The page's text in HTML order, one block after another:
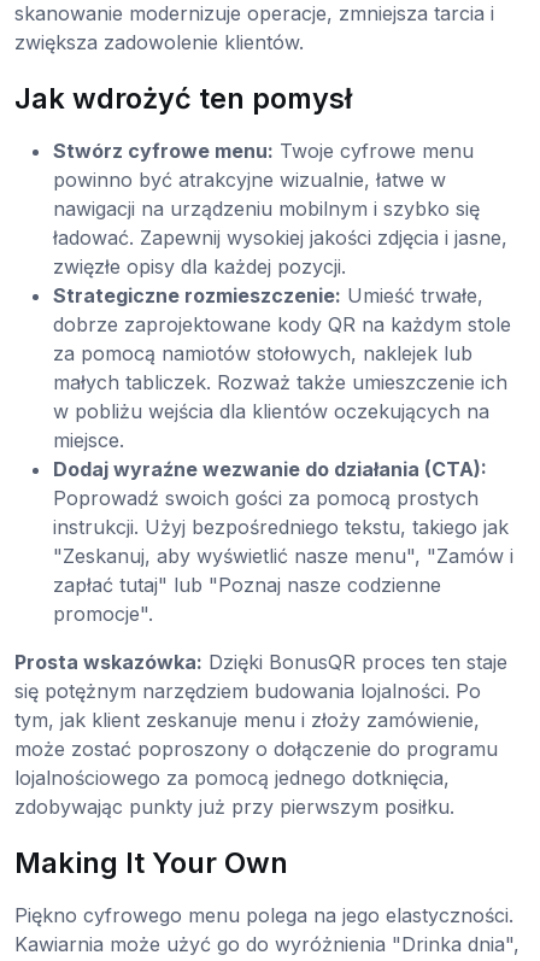
skanowanie modernizuje operacje, zmniejsza tarcia i
zwiększa zadowolenie klientów.
Jak wdrożyć ten pomysł
Stwórz cyfrowe menu: Twoje cyfrowe menu
powinno być atrakcyjne wizualnie, łatwe w
nawigacji na urządzeniu mobilnym i szybko się
ładować. Zapewnij wysokiej jakości zdjęcia i jasne,
zwięzłe opisy dla każdej pozycji.
Strategiczne rozmieszczenie: Umieść trwałe,
dobrze zaprojektowane kody QR na każdym stole
za pomocą namiotów stołowych, naklejek lub
małych tabliczek. Rozważ także umieszczenie ich
w pobliżu wejścia dla klientów oczekujących na
miejsce.
Dodaj wyraźne wezwanie do działania (CTA):
Poprowadź swoich gości za pomocą prostych
instrukcji. Użyj bezpośredniego tekstu, takiego jak
"Zeskanuj, aby wyświetlić nasze menu", "Zamów i
zapłać tutaj" lub "Poznaj nasze codzienne
promocje".
Prosta wskazówka: Dzięki BonusQR proces ten staje
się potężnym narzędziem budowania lojalności. Po
tym, jak klient zeskanuje menu i złoży zamówienie,
może zostać poproszony o dołączenie do programu
lojalnościowego za pomocą jednego dotknięcia,
zdobywając punkty już przy pierwszym posiłku.
Making It Your Own
Piękno cyfrowego menu polega na jego elastyczności.
Kawiarnia może użyć go do wyróżnienia "Drinka dnia",